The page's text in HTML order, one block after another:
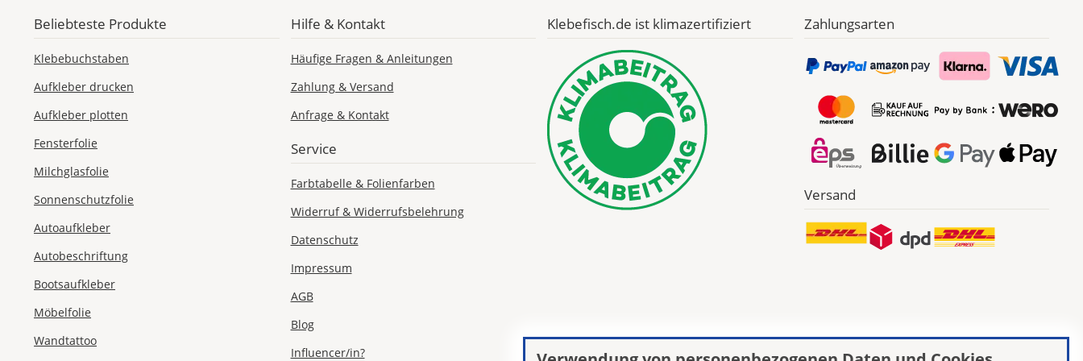
Beliebteste Produkte
Klebebuchstaben
Aufkleber drucken
Aufkleber plotten
Fensterfolie
Milchglasfolie
Sonnenschutzfolie
Autoaufkleber
Autobeschriftung
Bootsaufkleber
Möbelfolie
Wandtattoo
Hilfe & Kontakt
Häufige Fragen & Anleitungen
Zahlung & Versand
Anfrage & Kontakt
Service
Farbtabelle & Folienfarben
Widerruf & Widerrufsbelehrung
Datenschutz
Impressum
AGB
Blog
Influencer/in?
Klebefisch.de ist klimazertifiziert Zahlungsarten
Versand